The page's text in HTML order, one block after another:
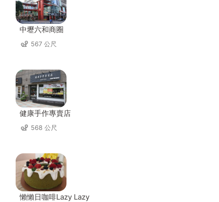
中壢六和商圈
567 公尺
健康手作專賣店
568 公尺
懶懶日咖啡Lazy Lazy